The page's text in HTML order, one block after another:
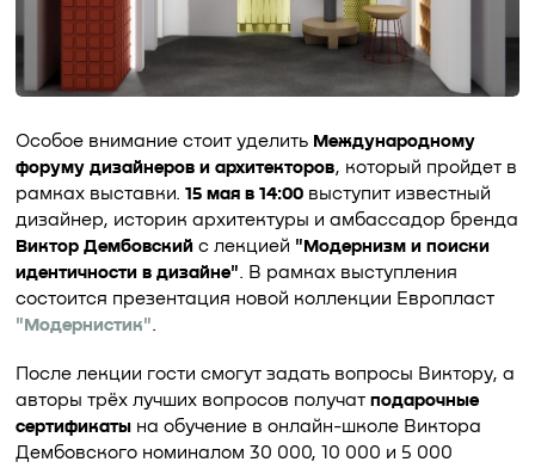
Особое внимание стоит уделить Международному
форуму дизайнеров и архитекторов, который пройдет в
рамках выставки. 15 мая в 14:00выступит известный
дизайнер, историк архитектуры и амбассадор бренда
Виктор Дембовскийс лекцией "Модернизм и поиски
идентичности в дизайне" . В рамках выступления
состоится презентация новой коллекции Европласт
"Модернистик" .
После лекции гости смогут задать вопросы Виктору, а
авторы трёх лучших вопросов получат подарочные
сертификатына обучение в онлайн-школе Виктора
Дембовского номиналом 30 000, 10 000 и 5 000